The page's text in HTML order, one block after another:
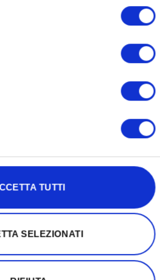
TUTTI
SELEZIONATI
ANY QUESTIONS,